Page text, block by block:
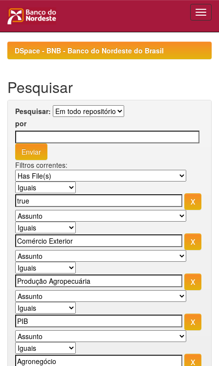
navigationDSpace - BNB - Banco do Nordeste do Brasil
Pesquisar
Pesquisar:
por
Filtros correntes: